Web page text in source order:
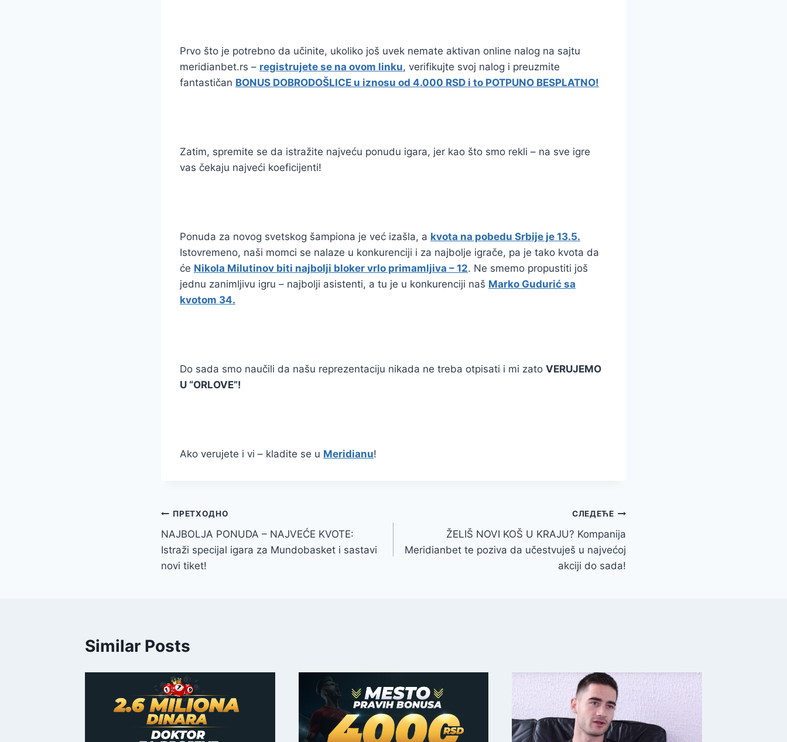
Prvo što je potrebno da učinite, ukoliko još uvek nemate aktivan online nalog na sajtu
meridianbet.rs – registrujete se na ovom linku, verifikujte svoj nalog i preuzmite
fantastičan BONUS DOBRODOŠLICE u iznosu od 4.000 RSD i to POTPUNO BESPLATNO!
Zatim, spremite se da istražite najveću ponudu igara, jer kao što smo rekli – na sve igre
vas čekaju najveći koeficijenti!
Ponuda za novog svetskog šampiona je već izašla, a kvota na pobedu Srbije je 13.5.
Istovremeno, naši momci se nalaze u konkurenciji i za najbolje igrače, pa je tako kvota da
će Nikola Milutinov biti najbolji bloker vrlo primamljiva – 12. Ne smemo propustiti još
jednu zanimljivu igru – najbolji asistenti, a tu je u konkurenciji naš Marko Gudurić sa
kvotom 34.
Do sada smo naučili da našu reprezentaciju nikada ne treba otpisati i mi zato VERUJEMO
U “ORLOVE”!
Ako verujete i vi – kladite se u Meridianu!
Кретање
чланка
ПРЕТХОДНО
NAJBOLJA PONUDA – NAJVEĆE KVOTE:
Istraži specijal igara za Mundobasket i sastavi
novi tiket!
СЛЕДЕЋЕ
ŽELIŠ NOVI KOŠ U KRAJU? Kompanija
Meridianbet te poziva da učestvuješ u najvećoj
akciji do sada!
Similar Posts